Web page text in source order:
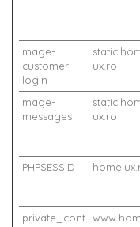
mage-
customer-
login
ux.ro
mage-
messages
ux.ro
PHPSESSID
private_cont